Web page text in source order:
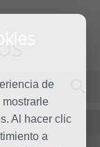
de
Al hacer clic
a